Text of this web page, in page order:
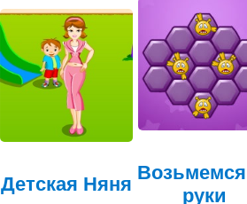
Детская Няня
Возьмемся
руки